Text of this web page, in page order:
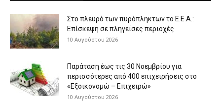
Στο πλευρό των πυρόπληκτων το Ε.Ε.Α.:
Επίσκεψη σε πληγείσες περιοχές
10 Αυγούστου 2026
Παράταση έως τις 30 Νοεμβρίου για
περισσότερες από 400 επιχειρήσεις στο
«Εξοικονομώ – Επιχειρώ»
10 Αυγούστου 2026